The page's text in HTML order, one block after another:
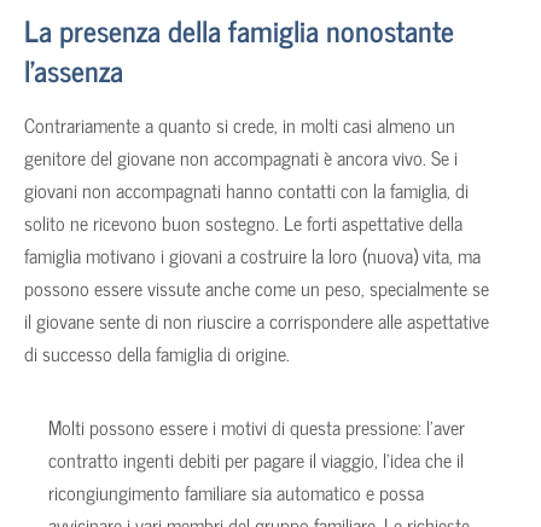
La presenza della famiglia nonostante
l’assenza
Contrariamente a quanto si crede, in molti casi almeno un
genitore del giovane non accompagnati è ancora vivo. Se i
giovani non accompagnati hanno contatti con la famiglia, di
solito ne ricevono buon sostegno. Le forti aspettative della
famiglia motivano i giovani a costruire la loro (nuova) vita, ma
possono essere vissute anche come un peso, specialmente se
il giovane sente di non riuscire a corrispondere alle aspettative
di successo della famiglia di origine.
Molti possono essere i motivi di questa pressione: l’aver
contratto ingenti debiti per pagare il viaggio, l’idea che il
ricongiungimento familiare sia automatico e possa